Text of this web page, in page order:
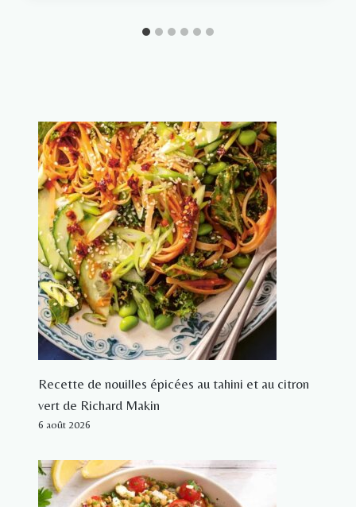
Recette de nouilles épicées au tahini et au citron
vert de Richard Makin
6 août 2026